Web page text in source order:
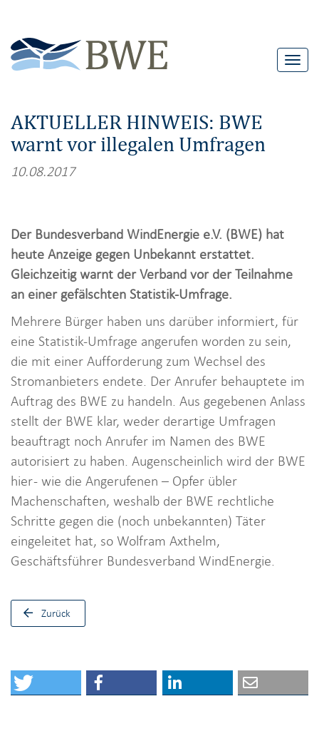
T
a
i
AKTUELLER HINWEIS: BWE
warnt vor illegalen Umfragen
10.08.2017
Der Bundesverband WindEnergie e.V. (BWE) hat
heute Anzeige gegen Unbekannt erstattet.
Gleichzeitig warnt der Verband vor der Teilnahme
an einer gefälschten Statistik-Umfrage.
Mehrere Bürger haben uns darüber informiert, für
eine Statistik-Umfrage angerufen worden zu sein,
die mit einer Aufforderung zum Wechsel des
Stromanbieters endete. Der Anrufer behauptete im
Auftrag des BWE zu handeln. Aus gegebenen Anlass
stellt der BWE klar, weder derartige Umfragen
beauftragt noch Anrufer im Namen des BWE
autorisiert zu haben. Augenscheinlich wird der BWE
hier - wie die Angerufenen – Opfer übler
Machenschaften, weshalb der BWE rechtliche
Schritte gegen die (noch unbekannten) Täter
eingeleitet hat, so Wolfram Axthelm,
Geschäftsführer Bundesverband WindEnergie.
Zurück